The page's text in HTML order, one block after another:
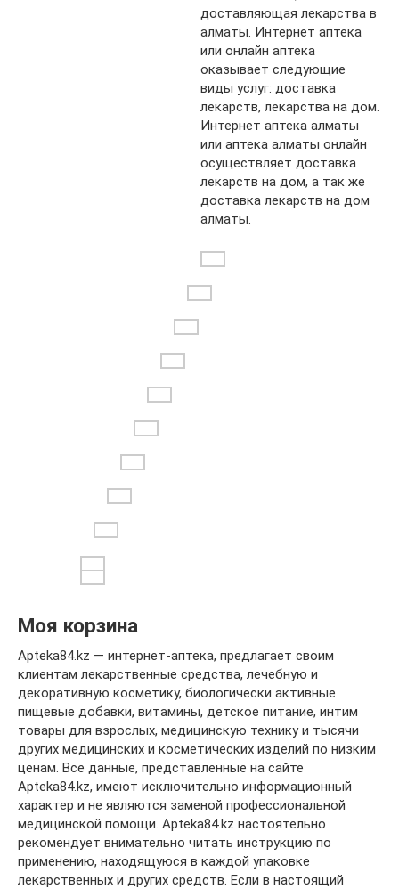
доставляющая лекарства в
алматы. Интернет аптека
или онлайн аптека
оказывает следующие
виды услуг: доставка
лекарств, лекарства на дом.
Интернет аптека алматы
или аптека алматы онлайн
осуществляет доставка
лекарств на дом, а так же
доставка лекарств на дом
алматы.
Моя корзина
Apteka84.kz — интернет-аптека, предлагает своим
клиентам лекарственные средства, лечебную и
декоративную косметику, биологически активные
пищевые добавки, витамины, детское питание, интим
товары для взрослых, медицинскую технику и тысячи
других медицинских и косметических изделий по низким
ценам. Все данные, представленные на сайте
Apteka84.kz, имеют исключительно информационный
характер и не являются заменой профессиональной
медицинской помощи. Apteka84.kz настоятельно
рекомендует внимательно читать инструкцию по
применению, находящуюся в каждой упаковке
лекарственных и других средств. Если в настоящий